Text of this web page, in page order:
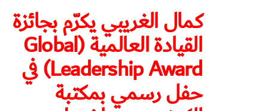
كمال الغريبي يكرّم بجائزة
القيادة العالمية (Global
Leadership Award) في
حفل رسمي بمكتبة